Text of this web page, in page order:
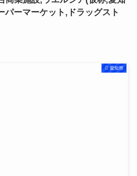
パーマーケット,ドラッグスト
愛知県